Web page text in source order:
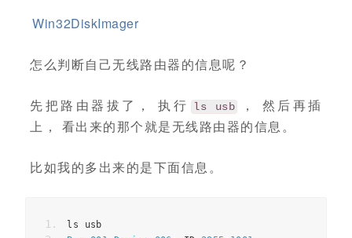
Win32DiskImager
怎么判断自己无线路由器的信息呢？
先把路由器拔了， 执行 ls usb
， 然后再插
上， 看出来的那个就是无线路由器的信息。
比如我的多出来的是下面信息。
ls usb